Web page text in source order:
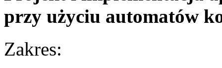
przy użyciu automatów
Zakres: